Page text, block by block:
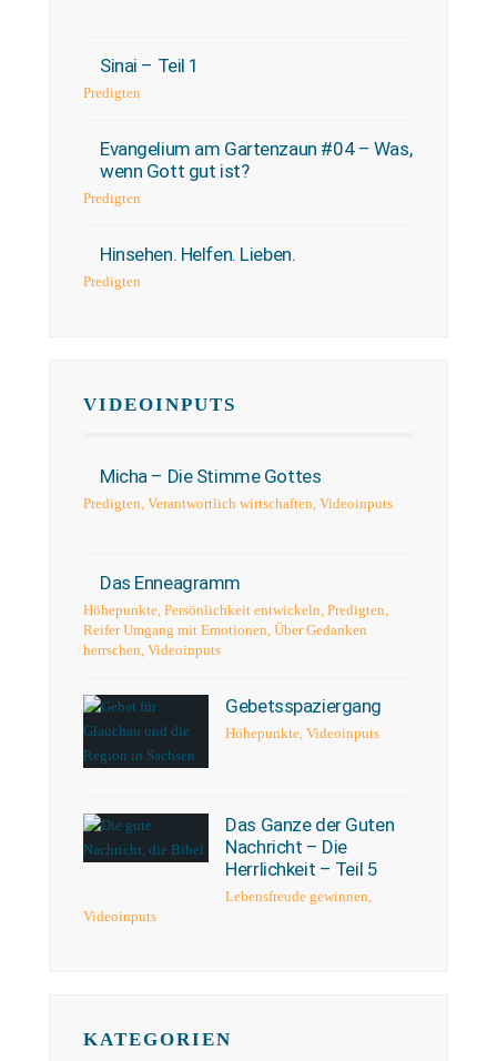
Sinai – Teil 1
Predigten
Evangelium am Gartenzaun #04 – Was,
wenn Gott gut ist?
Predigten
Hinsehen. Helfen. Lieben.
Predigten
VIDEOINPUTS
Micha – Die Stimme Gottes
Predigten, Verantwortlich wirtschaften, Videoinputs
Das Enneagramm
Höhepunkte, Persönlichkeit entwickeln, Predigten,
Reifer Umgang mit Emotionen, Über Gedanken
herrschen, Videoinputs
Gebetsspaziergang
Höhepunkte,Videoinputs
Das Ganze der Guten
Nachricht – Die
Herrlichkeit – Teil 5
Lebensfreude gewinnen,
Videoinputs
KATEGORIEN